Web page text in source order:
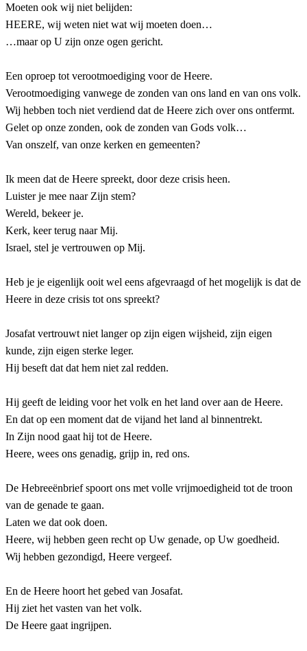
Moeten ook wij niet belijden:
HEERE, wij weten niet wat wij moeten doen…
…maar op U zijn onze ogen gericht.
Een oproep tot verootmoediging voor de Heere.
Verootmoediging vanwege de zonden van ons land en van ons volk.
Wij hebben toch niet verdiend dat de Heere zich over ons ontfermt.
Gelet op onze zonden, ook de zonden van Gods volk…
Van onszelf, van onze kerken en gemeenten?
Ik meen dat de Heere spreekt, door deze crisis heen.
Luister je mee naar Zijn stem?
Wereld, bekeer je.
Kerk, keer terug naar Mij.
Israel, stel je vertrouwen op Mij.
Heb je je eigenlijk ooit wel eens afgevraagd of het mogelijk is dat de
Heere in deze crisis tot ons spreekt?
Josafat vertrouwt niet langer op zijn eigen wijsheid, zijn eigen
kunde, zijn eigen sterke leger.
Hij beseft dat dat hem niet zal redden.
Hij geeft de leiding voor het volk en het land over aan de Heere.
En dat op een moment dat de vijand het land al binnentrekt.
In Zijn nood gaat hij tot de Heere.
Heere, wees ons genadig, grijp in, red ons.
De Hebreeënbrief spoort ons met volle vrijmoedigheid tot de troon
van de genade te gaan.
Laten we dat ook doen.
Heere, wij hebben geen recht op Uw genade, op Uw goedheid.
Wij hebben gezondigd, Heere vergeef.
En de Heere hoort het gebed van Josafat.
Hij ziet het vasten van het volk.
De Heere gaat ingrijpen.